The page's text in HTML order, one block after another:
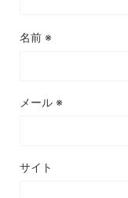
名前 ※
メール ※
サイト